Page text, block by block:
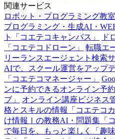
関連サービス
ロボット・プログラミング教
プログラミング・生成AI・
ト「コエテコキャンパス」
ド
「コエテコドローン」
転職エ
リーランスエージェント検索
AIで、スクール運営をアップ
「コエテコマネージャー」
ンに予約できるオンライン予
ブ」
オンライン講座ビジネス
格とスキルの情報「コエテコ
け情報Ⅰの教務AI・問題集「コ
で毎日を、もっと楽しく「趣味